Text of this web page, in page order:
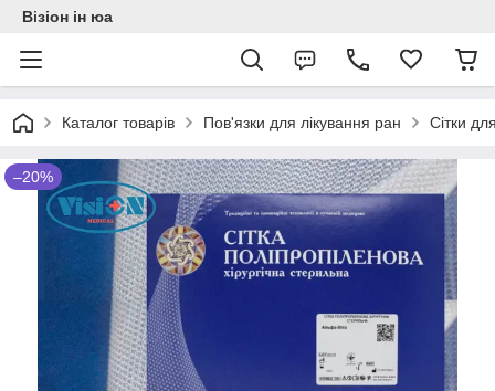
Візіон ін юа
Каталог товарів Пов'язки для лікування ран Сітки
–20%